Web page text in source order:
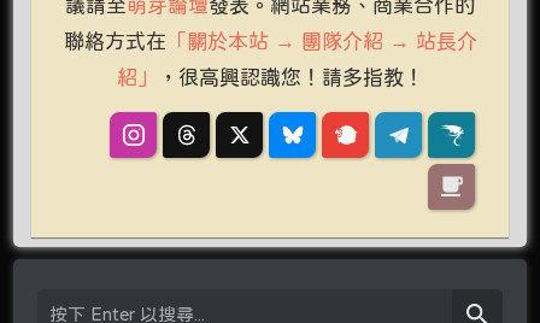
聯絡方式在 「關於本站 → 團隊介紹 → 站長介
紹」
，很高興認識您！請多指教！